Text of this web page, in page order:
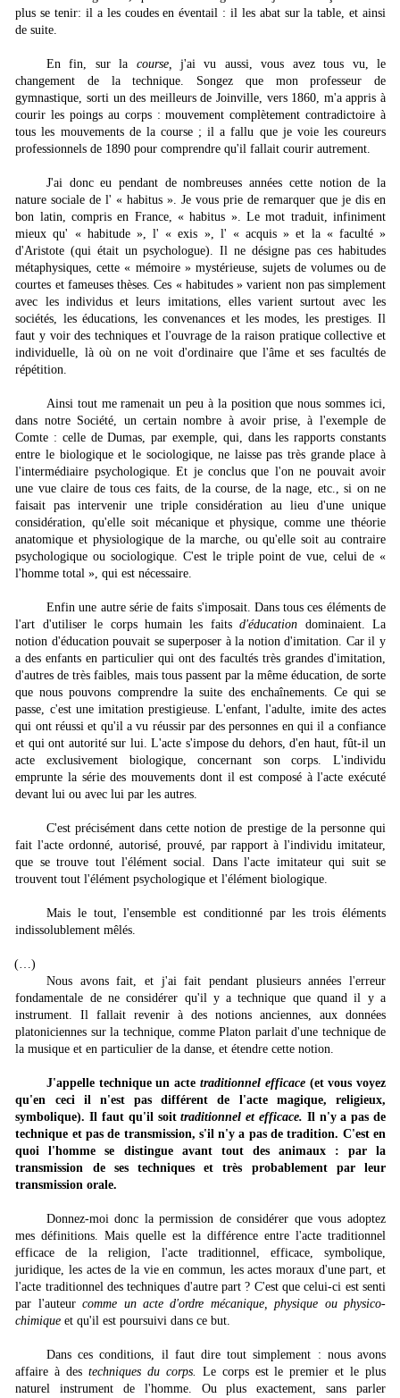
plus se tenir: il a les coudes en éventail : il les abat sur la table, et ainsi
de suite.
En fin, sur la course, j'ai vu aussi, vous avez tous vu, le
changement de la technique. Songez que mon professeur de
gymnastique, sorti un des meilleurs de Joinville, vers 1860, m'a appris à
courir les poings au corps : mouvement complètement contradictoire à
tous les mouvements de la course ; il a fallu que je voie les coureurs
professionnels de 1890 pour comprendre qu'il fallait courir autrement.
J'ai donc eu pendant de nombreuses années cette notion de la
nature sociale de l' « habi­tus ». Je vous prie de remarquer que je dis en
bon latin, compris en France, « habitus ». Le mot traduit, infiniment
mieux qu' « habitude », l' « exis », l' « acquis » et la « faculté »
d'Aristote (qui était un psychologue). Il ne désigne pas ces habitudes
métaphysiques, cette « mémoire » mystérieuse, sujets de volumes ou de
courtes et fameuses thèses. Ces « habi­tudes » varient non pas simplement
avec les individus et leurs imitations, elles varient surtout avec les
sociétés, les éducations, les convenances et les modes, les prestiges. Il
faut y voir des techniques et l'ouvrage de la raison pratique collective et
individuelle, là où on ne voit d'ordinaire que l'âme et ses facultés de
répétition.
Ainsi tout me ramenait un peu à la position que nous sommes ici,
dans notre Société, un certain nombre à avoir prise, à l'exemple de
Comte : celle de Dumas, par exemple, qui, dans les rapports constants
entre le biologique et le sociologique, ne laisse pas très grande place à
l'intermédiaire psychologique. Et je conclus que l'on ne pouvait avoir
une vue claire de tous ces faits, de la course, de la nage, etc., si on ne
faisait pas intervenir une triple considération au lieu d'une unique
considération, qu'elle soit mécanique et physique, comme une théorie
anatomique et physiologique de la marche, ou qu'elle soit au contraire
psychologique ou sociologique. C'est le triple point de vue, celui de «
l'homme total », qui est nécessaire.
Enfin une autre série de faits s'imposait. Dans tous ces éléments de
l'art d'utiliser le corps humain les faitsd'éducation dominaient. La
notion d'éducation pouvait se superposer à la notion d'imitation. Car il y
a des enfants en particulier qui ont des facultés très grandes d'imitation,
d'autres de très faibles, mais tous passent par la même éducation, de sorte
que nous pouvons comprendre la suite des enchaînements. Ce qui se
passe, c'est une imitation prestigieuse. L'enfant, l'adulte, imite des actes
qui ont réussi et qu'il a vu réussir par des personnes en qui il a confiance
et qui ont autorité sur lui. L'acte s'impose du dehors, d'en haut, fût-il un
acte exclusivement biologique, concernant son corps. L'individu
emprunte la série des mouvements dont il est composé à l'acte exécuté
devant lui ou avec lui par les autres.
C'est précisément dans cette notion de prestige de la personne qui
fait l'acte ordonné, autorisé, prouvé, par rapport à l'individu imitateur,
que se trouve tout l'élément social. Dans l'acte imitateur qui suit se
trouvent tout l'élément psychologique et l'élément biologique.
Mais le tout, l'ensemble est conditionné par les trois éléments
indissolublement mêlés.
(…)
Nous avons fait, et j'ai fait pendant plusieurs années l'erreur
fondamentale de ne considérer qu'il y a technique que quand il y a
instrument. Il fallait revenir à des notions anciennes, aux données
platoniciennes sur la technique, comme Platon parlait d'une technique de
la musique et en particulier de la danse, et étendre cette notion.
J'appelle technique un acte traditionnel efficace(et vous voyez
qu'en ceci il n'est pas différent de l'acte magique, religieux,
symbolique). Il faut qu'il soittraditionnel et efficace. Il n'y a pas de
technique et pas de transmission, s'il n'y a pas de tradition. C'est en
quoi l'homme se distingue avant tout des animaux : par la
transmission de ses techniques et très probablement par leur
transmission orale.
Donnez-moi donc la permission de considérer que vous adoptez
mes définitions. Mais quelle est la différence entre l'acte traditionnel
efficace de la religion, l'acte traditionnel, efficace, symbolique,
juridique, les actes de la vie en commun, les actes moraux d'une part, et
l'acte traditionnel des techniques d'autre part ? C'est que celui-ci est senti
par l'auteurcomme un acte d'ordre mécanique, physique ou physico-
chimique et qu'il est poursuivi dans ce but.
Dans ces conditions, il faut dire tout simplement : nous avons
affaire à destechniques du corps. Le corps est le premier et le plus
naturel instrument de l'homme. Ou plus exacte­ment, sans parler